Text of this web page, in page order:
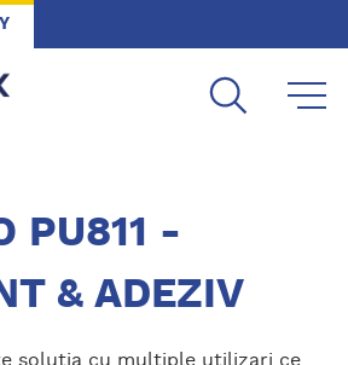
PU811 -
& ADEZIV
solutia cu multiple utilizari ce